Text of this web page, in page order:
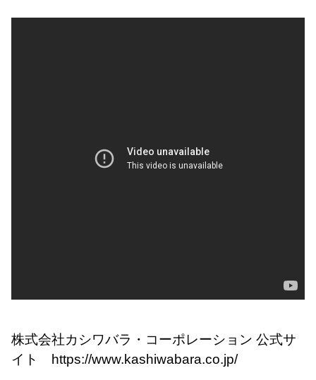
株式会社カシワバラ・コーポレーション 公式サ
イト https://www.kashiwabara.co.jp/